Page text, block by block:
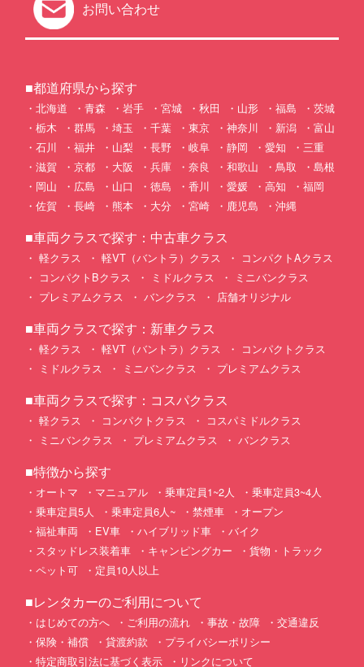
お問い合わせ
■都道府県から探す
北海道 青森 岩手 宮城 秋田 山形 福島
茨城
栃木
群馬 埼玉 千葉 東京 神奈川 新潟
富山
石川
福井 山梨 長野 岐阜 静岡 愛知
三重
滋賀
京都 大阪 兵庫 奈良 和歌山 鳥取
島根
岡山
広島 山口 徳島 香川 愛媛 高知
福岡
佐賀
長崎 熊本 大分 宮崎 鹿児島 沖縄
■車両クラスで探す：中古車クラス
軽クラス 軽VT（バントラ）クラス
コンパクトAクラス
コンパクトBクラス
ミドルクラス
ミニバンクラス
プレミアムクラス
バンクラス 店舗オリジナル
■車両クラスで探す：新車クラス
軽クラス 軽VT（バントラ）クラス
コンパクトクラス
ミドルクラス
ミニバンクラス プレミアムクラス
■車両クラスで探す：コスパクラス
軽クラス コンパクトクラス
コスパミドルクラス
ミニバンクラス
プレミアムクラス バンクラス
■特徴から探す
オートマ マニュアル 乗車定員1~2人
乗車定員3~4人
乗車定員5人
乗車定員6人~ 禁煙車
オープン
福祉車両
EV車 ハイブリッド車
バイク
スタッドレス装着車
キャンピングカー
貨物・トラック
ペット可
定員10人以上
■レンタカーのご利用について
はじめての方へ ご利用の流れ 事故・故障
交通違反
保険・補償
貸渡約款
プライバシーポリシー
特定商取引法に基づく表示
リンクについて